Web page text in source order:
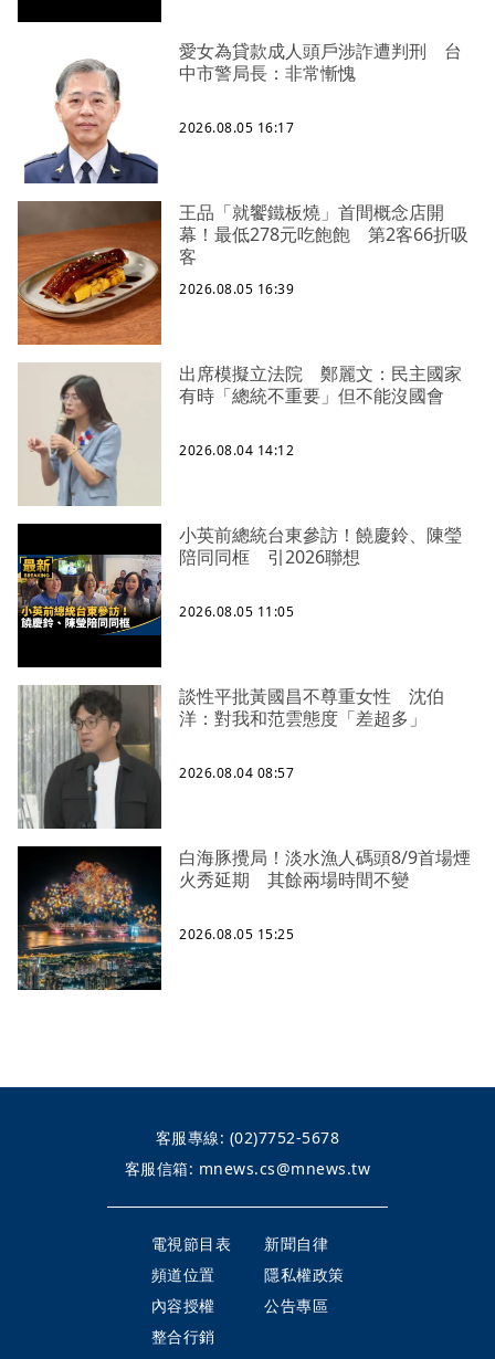
愛女為貸款成人頭戶涉詐遭判刑 台
中市警局長：非常慚愧
2026.08.05 16:17
王品「就饗鐵板燒」首間概念店開
幕！最低278元吃飽飽 第2客66折吸
客
2026.08.05 16:39
出席模擬立法院 鄭麗文：民主國家
有時「總統不重要」但不能沒國會
2026.08.04 14:12
小英前總統台東參訪！饒慶鈴、陳瑩
陪同同框 引2026聯想
2026.08.05 11:05
談性平批黃國昌不尊重女性 沈伯
洋：對我和范雲態度「差超多」
2026.08.04 08:57
白海豚攪局！淡水漁人碼頭8/9首場煙
火秀延期 其餘兩場時間不變
2026.08.05 15:25
客服專線: (02)7752-5678
客服信箱: mnews.cs@mnews.tw
電視節目表
新聞自律
頻道位置
隱私權政策
內容授權
公告專區
整合行銷